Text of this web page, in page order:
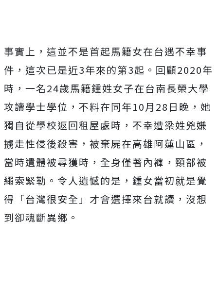
事實上，這並不是首起馬籍女在台遇不幸事
件，這次已是近3年來的第3起。回顧2020年
時，一名24歲馬籍鍾姓女子在台南長榮大學
攻讀學士學位，不料在同年10月28日晚，她
獨自從學校返回租屋處時，不幸遭梁姓兇嫌
擄走性侵後殺害，被棄屍在高雄阿蓮山區，
當時遺體被尋獲時，全身僅著內褲，頸部被
繩索緊勒。令人遺憾的是，鍾女當初就是覺
得「台灣很安全」才會選擇來台就讀，沒想
到卻魂斷異鄉。